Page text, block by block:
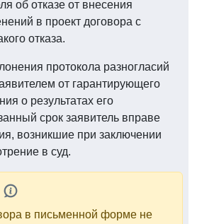
об отказе от внесения
в проект договора с
отказа.
протокола разногласий
от гарантирующего
о результатах его
срок заявитель вправе
возникшие при заключении
в суд.
в письменной форме не